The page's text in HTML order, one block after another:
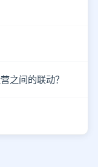
之间的联动？